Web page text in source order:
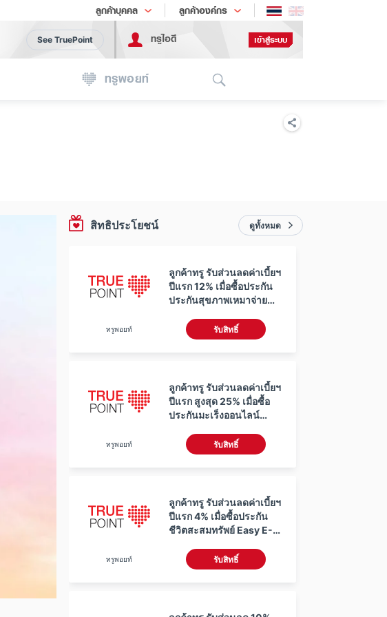
ลูกค้าบุคคล ลูกค้าองค์กร
เทรนด์เทคโนโลยี
See TruePoint ทรูไอดี เข้าสู่ระบบ
ทรูพอยท์
สิทธิประโยชน์ ดูทั้งหมด
ลูกค้าทรู รับส่วนลดค่าเบี้ยฯ
ปีแรก 12% เมื่อซื้อประกัน
ประกันสุขภาพเหมาจ่าย
พอยท์
ทรูพอยท์ รับสิทธิ์
ลูกค้าทรู รับส่วนลดค่าเบี้ยฯ
ปีแรก สูงสุด 25% เมื่อซื้อ
ประกันมะเร็งออนไลน์
0 ทรูพอยท์
ทรูพอยท์ รับสิทธิ์
ลูกค้าทรู รับส่วนลดค่าเบี้ยฯ
ปีแรก 4% เมื่อซื้อประกัน
ชีวิตสะสมทรัพย์ Easy E-
ทรูพอยท์ รับสิทธิ์